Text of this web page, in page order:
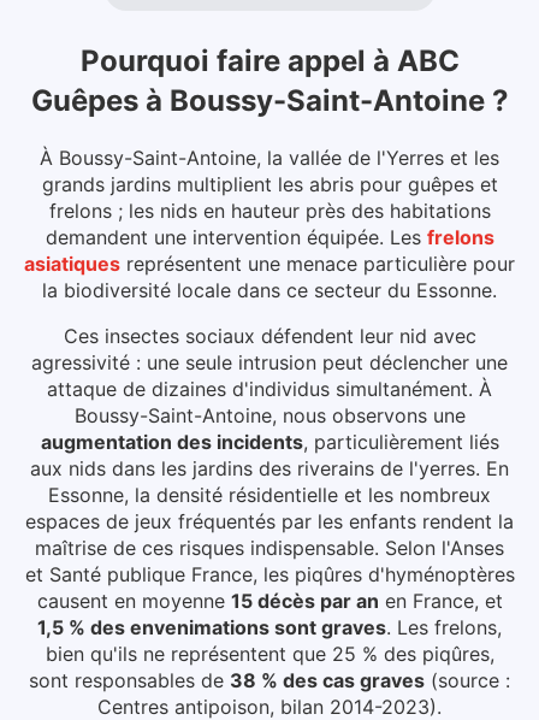
Pourquoi faire appel à ABC
Guêpes à Boussy-Saint-Antoine ?
À Boussy-Saint-Antoine, la vallée de l'Yerres et les
grands jardins multiplient les abris pour guêpes et
frelons ; les nids en hauteur près des habitations
demandent une intervention équipée. Les frelons
asiatiques représentent une menace particulière pour
la biodiversité locale dans ce secteur du Essonne.
Ces insectes sociaux défendent leur nid avec
agressivité : une seule intrusion peut déclencher une
attaque de dizaines d'individus simultanément. À
Boussy-Saint-Antoine, nous observons une
augmentation des incidents, particulièrement liés
aux nids dans les jardins des riverains de l'yerres. En
Essonne, la densité résidentielle et les nombreux
espaces de jeux fréquentés par les enfants rendent la
maîtrise de ces risques indispensable. Selon l'Anses
et Santé publique France, les piqûres d'hyménoptères
causent en moyenne 15 décès par an en France, et
1,5 % des envenimations sont graves. Les frelons,
bien qu'ils ne représentent que 25 % des piqûres,
sont responsables de 38 % des cas graves (source :
Centres antipoison, bilan 2014-2023).